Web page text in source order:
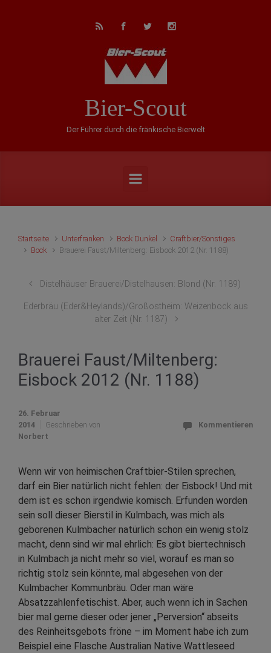
Bier-Scout
Der Führer durch die fränkische Bierwelt
Startseite Unterfranken Bock Dunkel
Craftbier/Sonstiges
Bock
Brauerei Faust/Miltenberg: Eisbock 2012 (Nr. 1188)
Distelhäuser Brauerei/Distelhausen: Blond (Nr. 1189)
Ederbräu (Eder&Heylands)/Großostheim: Weizenbock aus
alter Zeit (Nr. 1187)
Brauerei Faust/Miltenberg:
Eisbock 2012 (Nr. 1188)
26. Februar
2014
Geschrieben von
Norbert
Kommentieren
Wenn wir von heimischen Craftbier-Stilen sprechen,
darf ein Bier natürlich nicht fehlen: der Eisbock! Und mit
dem ist es schon irgendwie komisch. Erfunden worden
sein soll dieser Bierstil in Kulmbach, was mich als
geborenen Kulmbacher natürlich schon ein wenig stolz
macht, denn sind wir mal ehrlich: Es gibt biertechnisch
in Kulmbach ja nicht mehr so viel, worauf es man so
richtig stolz sein könnte, mal abgesehen von der
Kulmbacher Kommunbräu. Oder man wäre
Absatzzahlenfetischist. Aber, auch wenn ich in Sachen
bier mal gerne dieser oder jener „Perversion“ abseits
des Reinheitsgebots fröne – im Moment habe ich zum
Beispiel eine Flasche Australian Native Wattleseed